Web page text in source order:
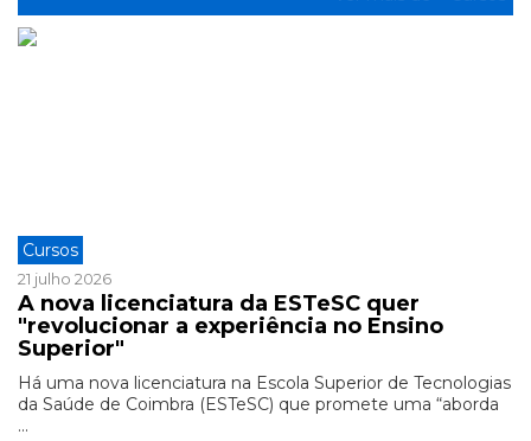
Cursos
21 julho 2026
A nova licenciatura da ESTeSC quer
"revolucionar a experiência no Ensino
Superior"
Há uma nova licenciatura na Escola Superior de Tecnologias
da Saúde de Coimbra (ESTeSC) que promete uma “aborda
...